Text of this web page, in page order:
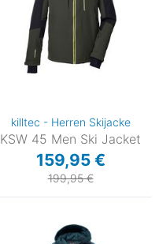
killtec - Herren Skijacke
KSW 45 Men Ski Jacket
159,95 €
199,95 €